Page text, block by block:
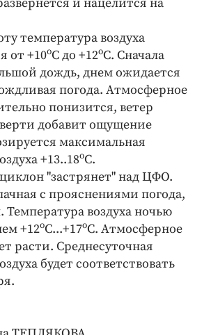
чтиво
года
температура воздуха
от +10оС до +12оС. Сначала
дождь, днем ожидается
погода. Атмосферное
понизится, ветер
добавит ощущение
максимальная
+13..18оС.
"застрянет" над ЦФО.
с прояснениями погода,
воздуха ночью
+12оС...+17оС. Атмосферное
расти. Среднесуточная
будет соответствовать